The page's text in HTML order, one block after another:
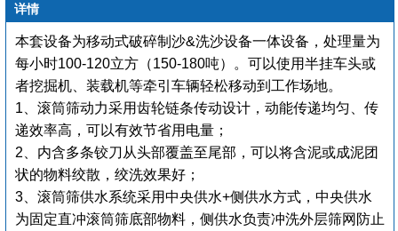
详情
本套设备为移动式破碎制沙&洗沙设备一体设备，处理量为
每小时100-120立方（150-180吨）。可以使用半挂车头或
者挖掘机、装载机等牵引车辆轻松移动到工作场地。
1、滚筒筛动力采用齿轮链条传动设计，动能传递均匀、传
递效率高，可以有效节省用电量；
2、内含多条铰刀从头部覆盖至尾部，可以将含泥或成泥团
状的物料绞散，绞洗效果好；
3、滚筒筛供水系统采用中央供水+侧供水方式，中央供水
为固定直冲滚筒筛底部物料，侧供水负责冲洗外层筛网防止